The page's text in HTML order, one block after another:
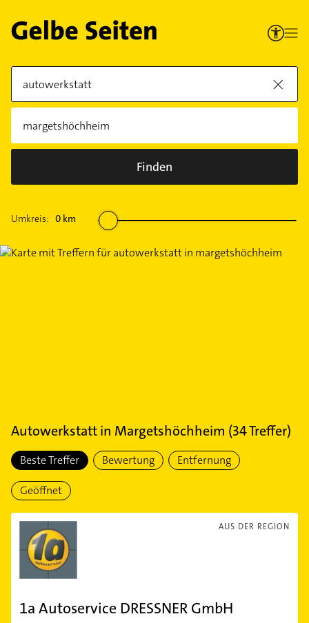
Finden
Umkreis: 0 km
Autowerkstattin Margetshöchheim (34Treffer)
Beste Treffer Bewertung Entfernung
Geöffnet
AUS DER REGION
1a Autoservice DRESSNER GmbH